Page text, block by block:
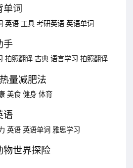
单词
英语 工具 考研英语 英语单词
手
拍照翻译 古典 语言学习 拍照翻译
量减肥法
美食 健身 体育
语
英语 英语单词 雅思学习
物世界探险